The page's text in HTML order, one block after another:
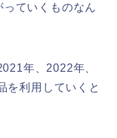
ていくものなん
年、2022年、
を利用していくと